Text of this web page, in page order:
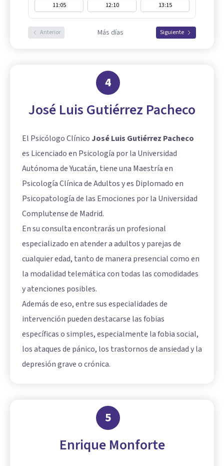
11:05
12:10 13:15
Anterior Más días Siguiente
4
José Luis Gutiérrez Pacheco
El Psicólogo Clínico José Luis Gutiérrez Pacheco
es Licenciado en Psicología por la Universidad
Autónoma de Yucatán, tiene una Maestría en
Psicología Clínica de Adultos y es Diplomado en
Psicopatología de las Emociones por la Universidad
Complutense de Madrid.
En su consulta encontrarás un profesional
especializado en atender a adultos y parejas de
cualquier edad, tanto de manera presencial como en
la modalidad telemática con todas las comodidades
y atenciones posibles.
Además de eso, entre sus especialidades de
intervención pueden destacarse las fobias
específicas o simples, especialmente la fobia social,
los ataques de pánico, los trastornos de ansiedad y la
depresión grave o crónica.
5
Enrique Monforte